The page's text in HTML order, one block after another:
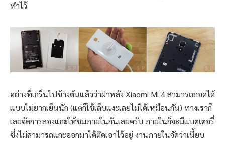
ทำไว้
อย่างที่เกริ่นไปข้างต้นแล้วว่าฝาหลัง Xiaomi Mi 4 สามารถถอดได้
แบบไม่ยากเย็นนัก (แต่ก็ใช้เล็บแงะเลยไม่ได้เหมือนกัน) ทางเราก็
เลยจัดการลองแกะให้ชมภายในกันเลยครับ ภายในก็จะมีแบตเตอรี่
ซึ่งไม่สามารถแกะออกมาได้ติดเอาไว้อยู่ งานภายในจัดว่าเนี้ยบ